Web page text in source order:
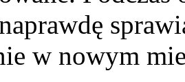
w nowym